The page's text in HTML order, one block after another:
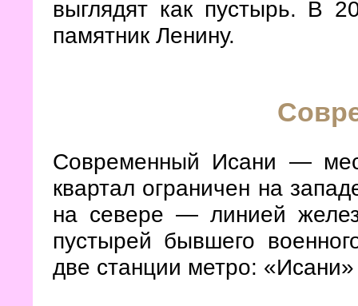
выглядят как пустырь. В
памятник Ленину.
Современный Исани —
квартал ограничен на
на севере — линией
пустырей бывшего
две станции метро: